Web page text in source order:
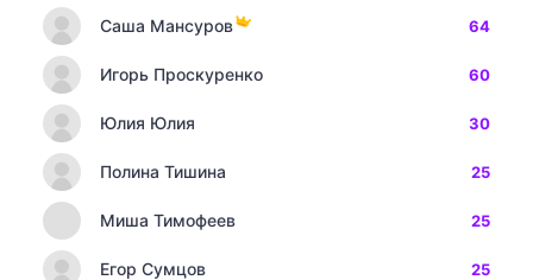
Саша Мансуров 64
Игорь Проскуренко 60
Юлия Юлия 30
Полина Тишина 25
Миша Тимофеев 25
Егор Сумцов 25